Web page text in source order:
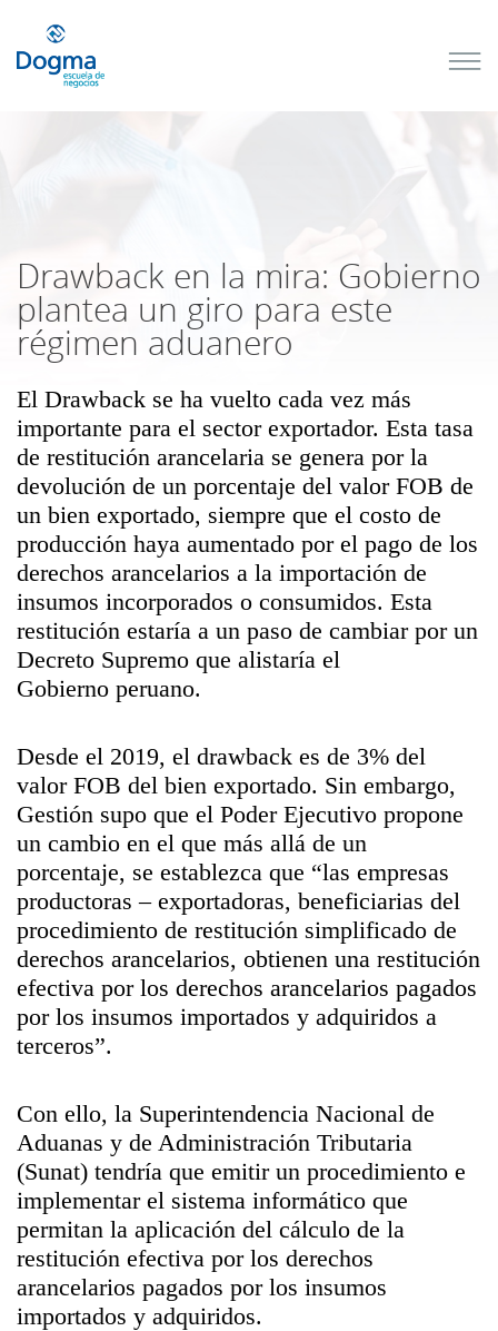
Drawback en la mira: Gobierno
plantea un giro para este
régimen aduanero
El Drawback se ha vuelto cada vez más
importante para el sector exportador. Esta tasa
de restitución arancelaria se genera por la
devolución de un porcentaje del valor FOB de
un bien exportado, siempre que el costo de
producción haya aumentado por el pago de los
derechos arancelarios a la importación de
insumos incorporados o consumidos. Esta
restitución estaría a un paso de cambiar por un
Decreto Supremo que alistaría el
Gobierno peruano.
Desde el 2019, el drawback es de 3% del
valor FOB del bien exportado. Sin embargo,
Gestión supo que el Poder Ejecutivo propone
un cambio en el que más allá de un
porcentaje, se establezca que “las empresas
productoras – exportadoras, beneficiarias del
procedimiento de restitución simplificado de
derechos arancelarios, obtienen una restitución
efectiva por los derechos arancelarios pagados
por los insumos importados y adquiridos a
terceros”.
Con ello, la Superintendencia Nacional de
Aduanas y de Administración Tributaria
(Sunat) tendría que emitir un procedimiento e
implementar el sistema informático que
permitan la aplicación del cálculo de la
restitución efectiva por los derechos
arancelarios pagados por los insumos
importados y adquiridos.
próximos